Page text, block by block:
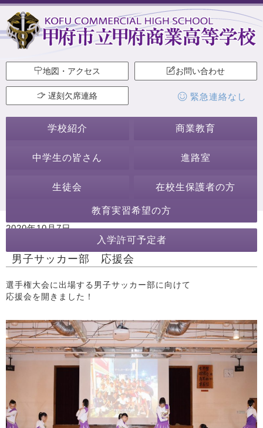
地図・アクセス お問い合わせ
遅刻欠席連絡 緊急連絡なし
学校紹介 商業教育
中学生の皆さん 進路室
生徒会 在校生保護者の方
教育実習希望の方
入学許可予定者
2020年10月7日
サッカー部［男子］ 生徒会・部活動
男子サッカー部 応援会
選手権大会に出場する男子サッカー部に向けて
応援会を開きました！